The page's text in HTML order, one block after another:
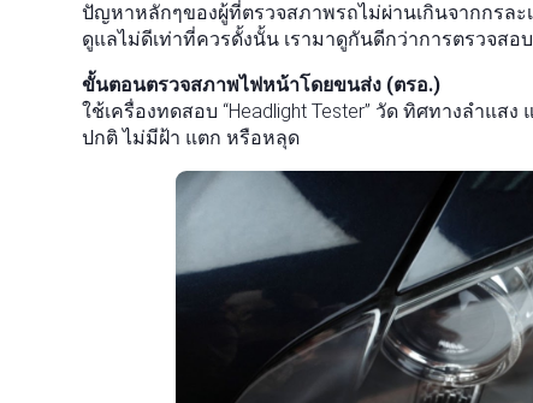
ปัญหาหลักๆของผู้ที่ตรวจสภาพรถไม่ผ่านเกินจากกรล
ดูแลไม่ดีเท่าที่ควรดั้งนั้น เรามาดูกันดีกว่าการตรวจส
ขั้นตอนตรวจสภาพไฟหน้าโดยขนส่ง (ตรอ.)
ใช้เครื่องทดสอบ “Headlight Tester” วัด ทิศทางลำแ
ปกติ ไม่มีฝ้า แตก หรือหลุด